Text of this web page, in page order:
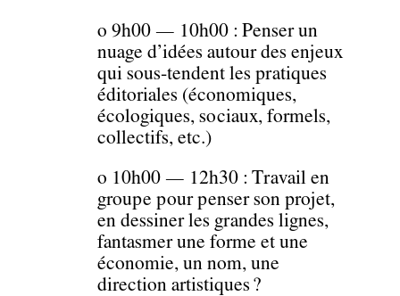
o 9h00 — 10h00 : Penser un
nuage d’idées autour des enjeux
qui sous-tendent les pratiques
éditoriales (économiques,
écologiques, sociaux, formels,
collectifs, etc.)
o 10h00 — 12h30 : Travail en
groupe pour penser son projet,
en dessiner les grandes lignes,
fantasmer une forme et une
économie, un nom, une
direction artistiques ?